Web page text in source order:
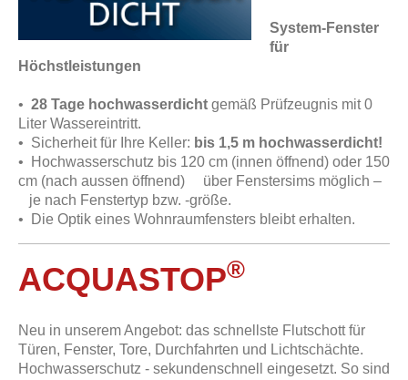
System-Fenster
für
Höchstleistungen
• 28 Tage hochwasserdicht gemäß Prüfzeugnis mit 0
Liter Wassereintritt.
• Sicherheit für Ihre Keller: bis 1,5 m hochwasserdicht!
• Hochwasserschutz bis 120 cm (innen öffnend) oder 150
cm (nach aussen öffnend) über Fenstersims möglich –
je nach Fenstertyp bzw. -größe.
• Die Optik eines Wohnraumfensters bleibt erhalten.
ACQUASTOP®
Neu in unserem Angebot: das schnellste Flutschott für
Türen, Fenster, Tore, Durchfahrten und Lichtschächte.
Hochwasserschutz - sekundenschnell eingesetzt. So sind